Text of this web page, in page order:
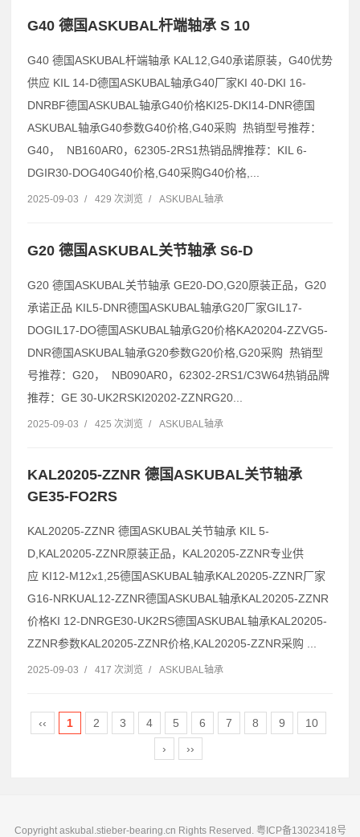
G40 德国ASKUBAL杆端轴承 S 10
G40 德国ASKUBAL杆端轴承 KAL12,G40承诺原装，G40优势
供应 KIL 14-D德国ASKUBAL轴承G40厂家KI 40-DKI 16-
DNRBF德国ASKUBAL轴承G40价格KI25-DKI14-DNR德国
ASKUBAL轴承G40参数G40价格,G40采购 热销型号推荐：
G40， NB160AR0，62305-2RS1热销品牌推荐：KIL 6-
DGIR30-DOG40G40价格,G40采购G40价格,...
2025-09-03 / 429 次浏览 / ASKUBAL轴承
G20 德国ASKUBAL关节轴承 S6-D
G20 德国ASKUBAL关节轴承 GE20-DO,G20原装正品，G20
承诺正品 KIL5-DNR德国ASKUBAL轴承G20厂家GIL17-
DOGIL17-DO德国ASKUBAL轴承G20价格KA20204-ZZVG5-
DNR德国ASKUBAL轴承G20参数G20价格,G20采购 热销型
号推荐：G20， NB090AR0，62302-2RS1/C3W64热销品牌
推荐：GE 30-UK2RSKI20202-ZZNRG20...
2025-09-03 / 425 次浏览 / ASKUBAL轴承
KAL20205-ZZNR 德国ASKUBAL关节轴承
GE35-FO2RS
KAL20205-ZZNR 德国ASKUBAL关节轴承 KIL 5-
D,KAL20205-ZZNR原装正品，KAL20205-ZZNR专业供
应 KI12-M12x1,25德国ASKUBAL轴承KAL20205-ZZNR厂家
G16-NRKUAL12-ZZNR德国ASKUBAL轴承KAL20205-ZZNR
价格KI 12-DNRGE30-UK2RS德国ASKUBAL轴承KAL20205-
ZZNR参数KAL20205-ZZNR价格,KAL20205-ZZNR采购 ...
2025-09-03 / 417 次浏览 / ASKUBAL轴承
‹‹ 1 2 3 4 5 6 7 8 9
10
›
››
Copyright askubal.stieber-bearing.cn Rights Reserved. 粤ICP备13023418号